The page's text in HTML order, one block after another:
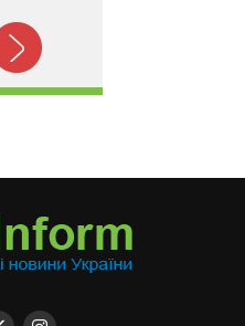
Балашов, але оскільки
політиків не
сприйняті всерйоз.
передвоєнному для неї
року спожили 430 млрд
з цього числа
Зрозуміло, що за таких
а тому